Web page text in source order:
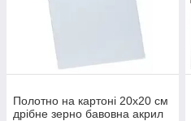
Полотно на картоні 20х20 см
дрібне зерно бавовна акрил